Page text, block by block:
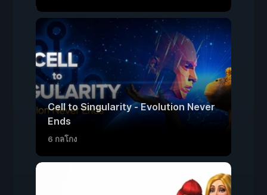
Cell to Singularity - Evolution Never
Ends
6 กลโกง